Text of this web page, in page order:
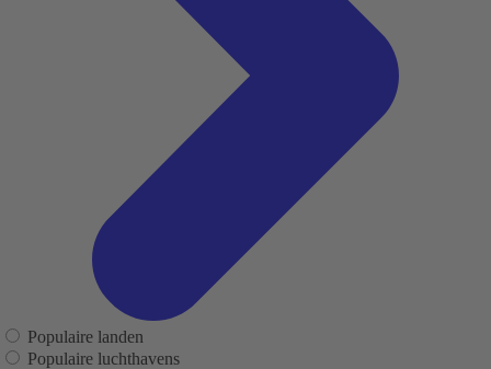
Populaire landen
Populaire luchthavens